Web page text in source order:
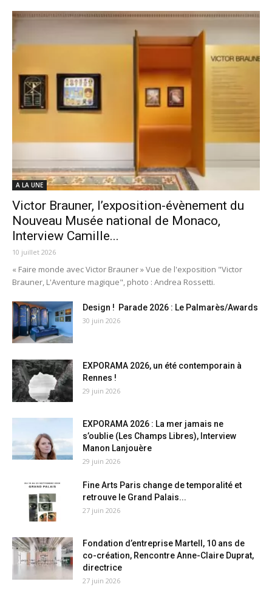
A LA UNE
Victor Brauner, l’exposition-évènement du
Nouveau Musée national de Monaco,
Interview Camille...
10 juillet 2026
« Faire monde avec Victor Brauner » Vue de l'exposition "Victor
Brauner, L'Aventure magique", photo : Andrea Rossetti.
Design ! Parade 2026 : Le Palmarès/Awards
30 juin 2026
EXPORAMA 2026, un été contemporain à
Rennes !
29 juin 2026
EXPORAMA 2026 : La mer jamais ne
s’oublie (Les Champs Libres), Interview
Manon Lanjouère
29 juin 2026
Fine Arts Paris change de temporalité et
retrouve le Grand Palais...
27 juin 2026
Fondation d’entreprise Martell, 10 ans de
co-création, Rencontre Anne-Claire Duprat,
directrice
27 juin 2026